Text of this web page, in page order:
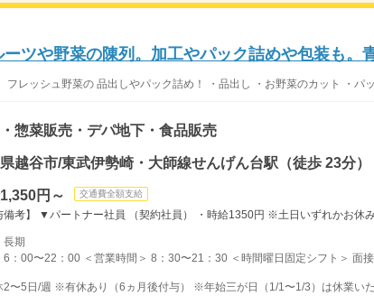
ツや野菜の陳列。加工やパック詰めや包装も。
フレッシュ野菜の 品出しやパック詰め！ ・品出し ・お野菜のカット ・パ
惣菜販売・デパ地下・食品販売
越谷市/東武伊勢崎・大師線せんげん台駅（徒歩 23分）
円～ 交通費全額支給
備考】 ▼パートナー社員 （契約社員） ・時給1350円 ※土日いずれかお休み
長期
6：00〜22：00 ＜営業時間＞ 8：30〜21：30 ＜時間曜日固定シフト＞ 面接
〜5日/週 ※有休あり（6ヵ月後付与） ※年始三が日（1/1〜1/3）は休業いた